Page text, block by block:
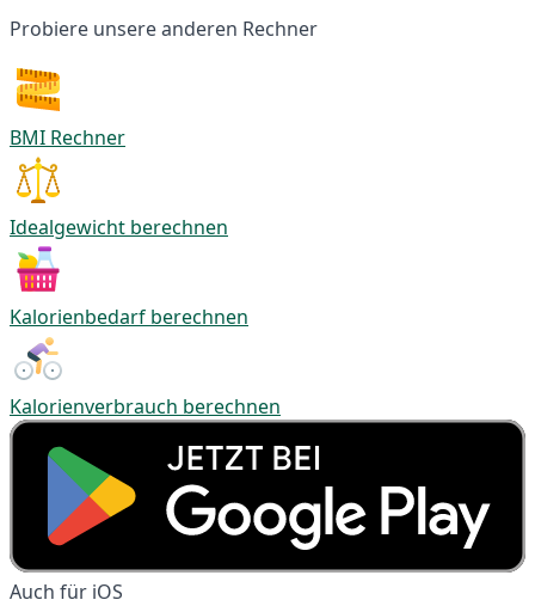
Probiere unsere anderen Rechner
BMI Rechner
Idealgewicht berechnen
Kalorienbedarf berechnen
Kalorienverbrauch berechnen
Auch für iOS